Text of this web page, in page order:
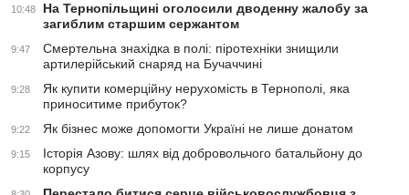
10:48
На Тернопільщині оголосили дводенну жалобу за
загиблим старшим сержантом
9:47
Смертельна знахідка в полі: піротехніки знищили
артилерійський снаряд на Бучаччині
9:28
Як купити комерційну нерухомість в Тернополі, яка
приноситиме прибуток?
9:22 Як бізнес може допомогти Україні не лише донатом
9:15
Історія Азову: шлях від добровольчого батальйону до
корпусу